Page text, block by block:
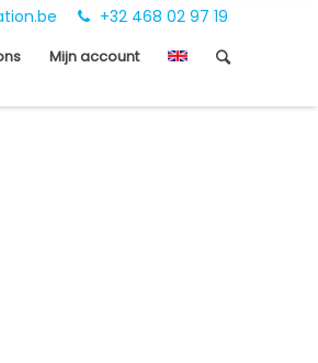
+32 468 02 97 19
Mijn account